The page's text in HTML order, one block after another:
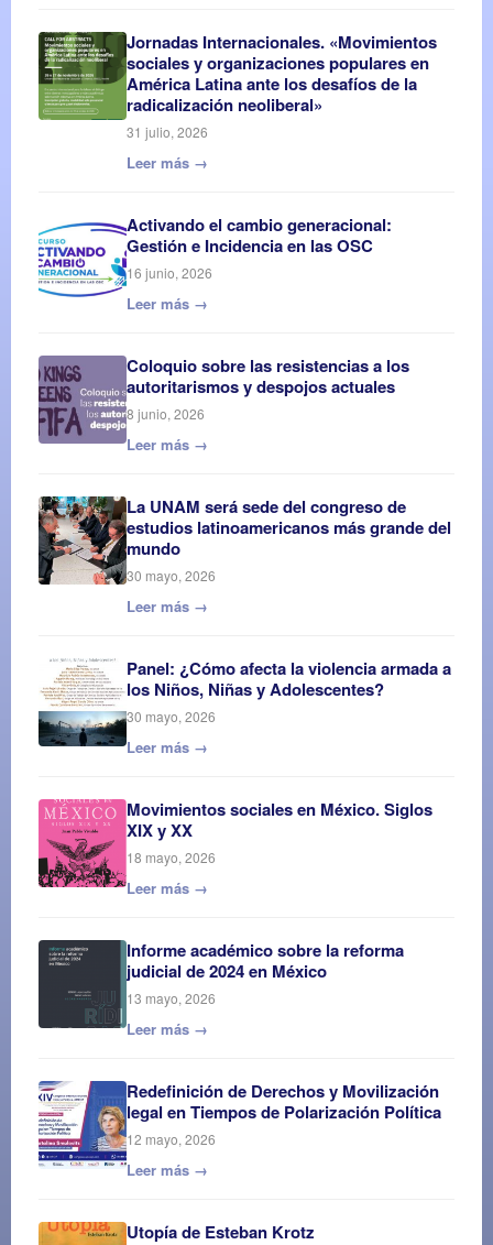
Jornadas Internacionales. «Movimientos
sociales y organizaciones populares en
América Latina ante los desafíos de la
radicalización neoliberal»
31 julio, 2026
Leer más →
Activando el cambio generacional:
Gestión e Incidencia en las OSC
16 junio, 2026
Leer más →
Coloquio sobre las resistencias a los
autoritarismos y despojos actuales
8 junio, 2026
Leer más →
La UNAM será sede del congreso de
estudios latinoamericanos más grande del
mundo
30 mayo, 2026
Leer más →
Panel: ¿Cómo afecta la violencia armada a
los Niños, Niñas y Adolescentes?
30 mayo, 2026
Leer más →
Movimientos sociales en México. Siglos
XIX y XX
18 mayo, 2026
Leer más →
Informe académico sobre la reforma
judicial de 2024 en México
13 mayo, 2026
Leer más →
Redefinición de Derechos y Movilización
legal en Tiempos de Polarización Política
12 mayo, 2026
Leer más →
Utopía de Esteban Krotz